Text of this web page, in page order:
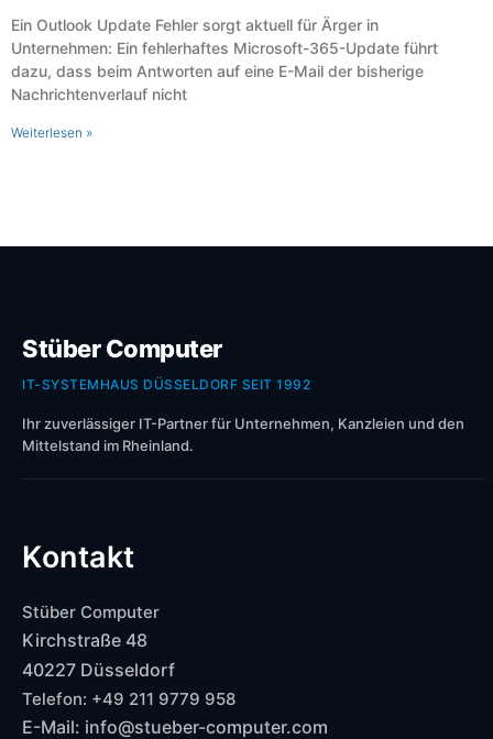
Ein Outlook Update Fehler sorgt aktuell für Ärger in
Unternehmen: Ein fehlerhaftes Microsoft-365-Update führt
dazu, dass beim Antworten auf eine E-Mail der bisherige
Nachrichtenverlauf nicht
Weiterlesen »
Stüber Computer
IT-SYSTEMHAUS DÜSSELDORF SEIT 1992
Ihr zuverlässiger IT-Partner für Unternehmen, Kanzleien und den
Mittelstand im Rheinland.
Kontakt
Stüber Computer
Kirchstraße 48
40227 Düsseldorf
Telefon: +49 211 9779 958
E-Mail: info@stueber-computer.com